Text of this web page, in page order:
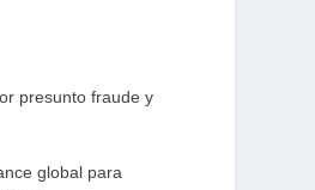
presunto fraude y
global para